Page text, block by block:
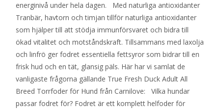
energinivå under hela dagen. Med naturliga antioxidanter
Tranbär, havtorn och timjan tillför naturliga antioxidanter
som hjälper till att stödja immunförsvaret och bidra till
ökad vitalitet och motståndskraft. Tillsammans med laxolja
och linfrö ger fodret essentiella fettsyror som bidrar till en
frisk hud och en tät, glansig päls. Här har vi samlat de
vanligaste frågorna gällande True Fresh Duck Adult All
Breed Torrfoder för Hund från Carnilove: Vilka hundar
passar fodret för? Fodret är ett komplett helfoder för